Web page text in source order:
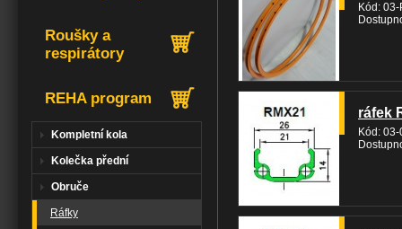
Kód:
ráfek
Kód:
Roušky a
respirátory
REHA program
Kompletní kola
Kolečka přední
Obruče
Ráfky